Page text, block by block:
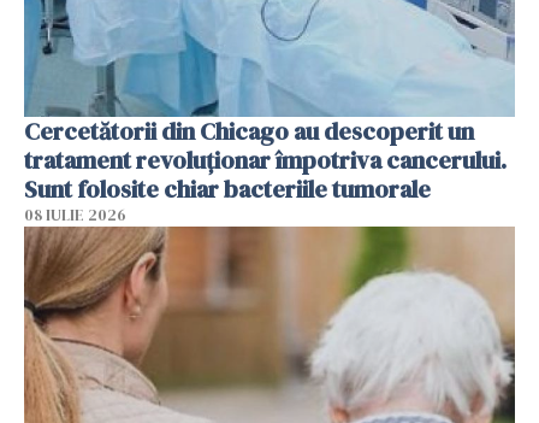
Cercetătorii din Chicago au descoperit un
tratament revoluționar împotriva cancerului.
Sunt folosite chiar bacteriile tumorale
08 IULIE 2026